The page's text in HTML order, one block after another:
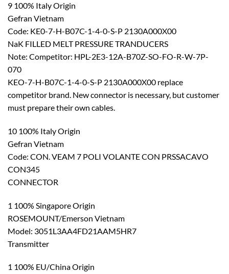
9 100% Italy Origin
Gefran Vietnam
Code: KE0-7-H-B07C-1-4-0-S-P 2130A000X00
NaK FILLED MELT PRESSURE TRANDUCERS
Note: Competitor: HPL-2E3-12A-B70Z-SO-FO-R-W-7P-
070
KEO-7-H-B07C-1-4-0-S-P 2130A000X00 replace
competitor brand. New connector is necessary, but customer
must prepare their own cables.
10 100% Italy Origin
Gefran Vietnam
Code: CON. VEAM 7 POLI VOLANTE CON PRSSACAVO
CON345
CONNECTOR
1 100% Singapore Origin
ROSEMOUNT/Emerson Vietnam
Model: 3051L3AA4FD21AAM5HR7
Transmitter
1 100% EU/China Origin